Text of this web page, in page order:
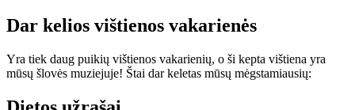
Dar kelios vištienos vakarienės
Yra tiek daug puikių vištienos vakarienių, o ši kepta vištiena yra
mūsų šlovės muziejuje! Štai dar keletas mūsų mėgstamiausių: